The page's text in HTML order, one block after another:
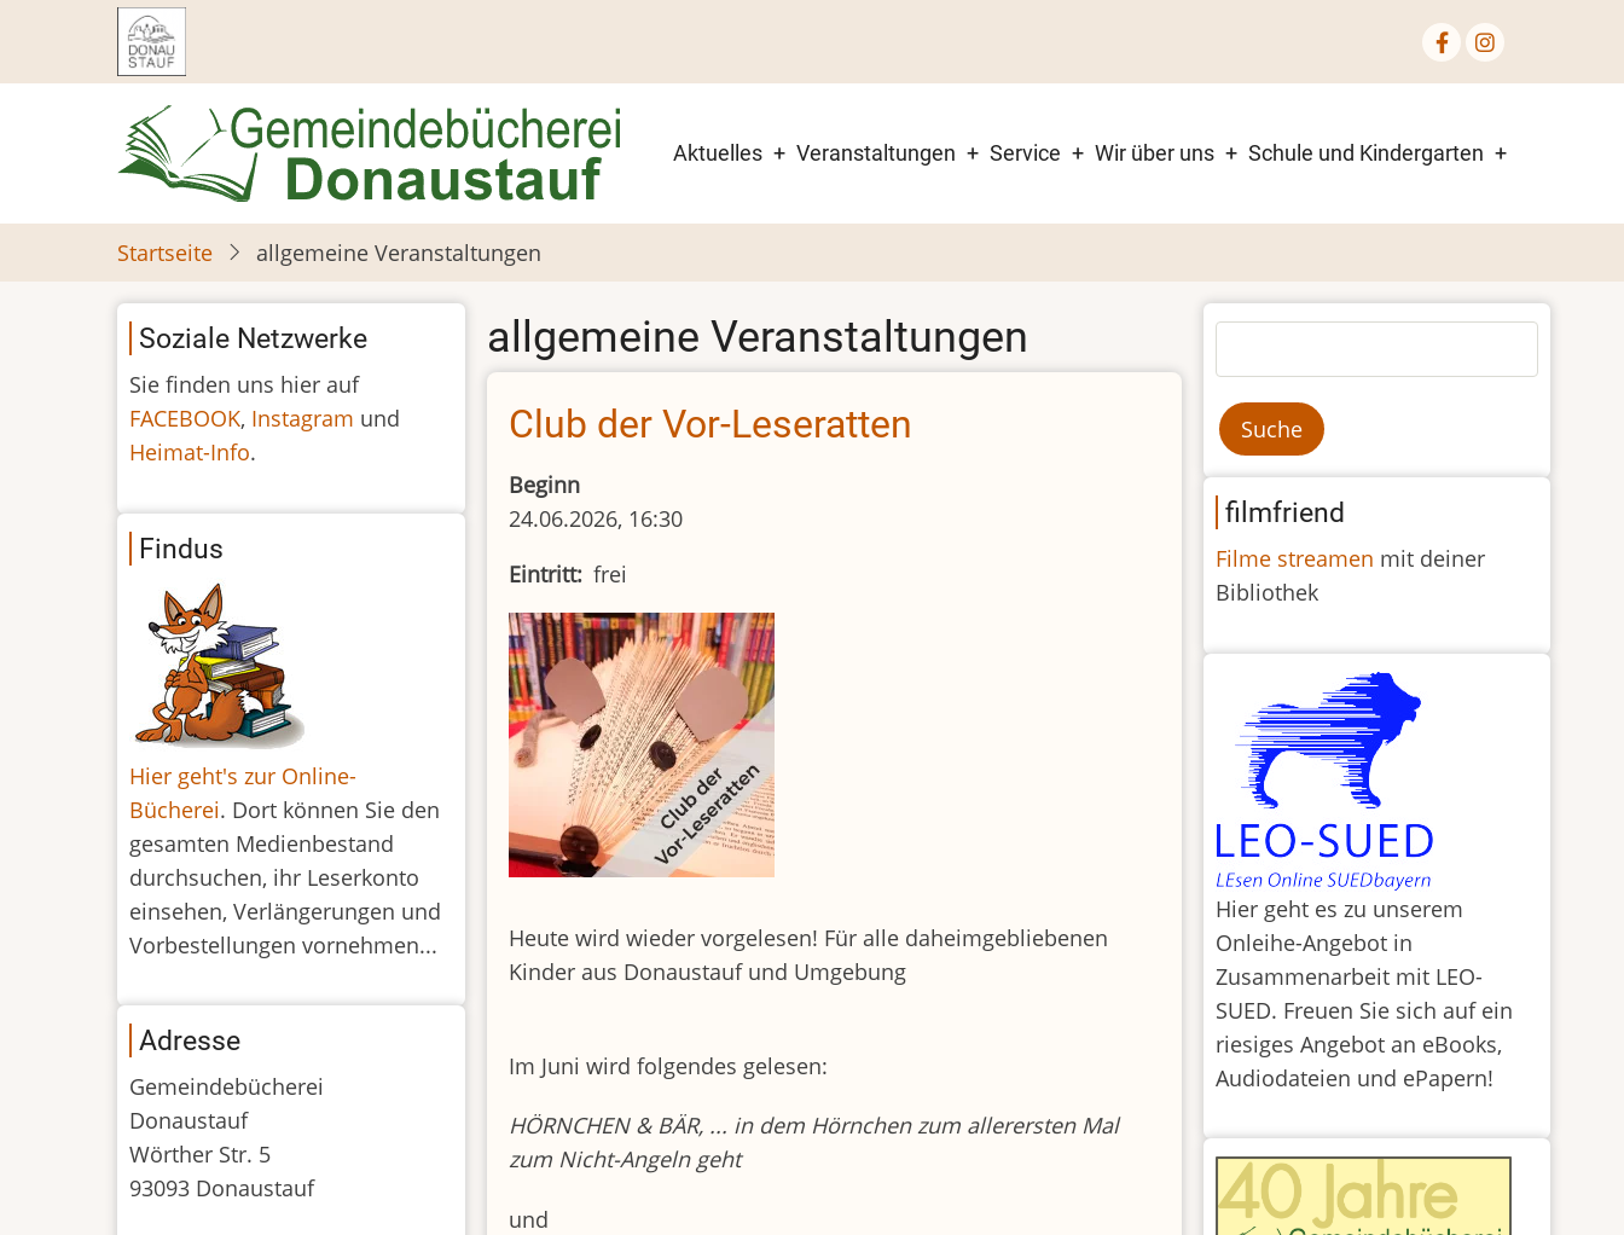
Inhalt
Aktuelles Veranstaltungen Service Wir über uns Schule und Kindergarten
Startseite allgemeine Veranstaltungen
allgemeine Veranstaltungen
Club der Vor-Leseratten
Beginn
24.06.2026, 16:30
Eintritt
frei
Heute wird wieder vorgelesen! Für alle daheimgebliebenen
Kinder aus Donaustauf und Umgebung
Im Juni wird folgendes gelesen:
HÖRNCHEN & BÄR, ... in dem Hörnchen zum allerersten Mal
zum Nicht-Angeln geht
und
Soziale Netzwerke
Sie finden uns hier auf
FACEBOOK, Instagram und
Heimat-Info.
Findus
Hier geht's zur Online-
Bücherei. Dort können Sie den
gesamten Medienbestand
durchsuchen, ihr Leserkonto
einsehen, Verlängerungen und
Vorbestellungen vornehmen...
Adresse
Gemeindebücherei
Donaustauf
Wörther Str. 5
93093 Donaustauf
filmfriend
Filme streamen mit deiner
Bibliothek
Hier geht es zu unserem
Onleihe-Angebot in
Zusammenarbeit mit LEO-
SUED. Freuen Sie sich auf ein
riesiges Angebot an eBooks,
Audiodateien und ePapern!